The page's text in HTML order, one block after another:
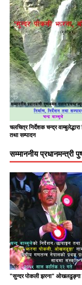
चलचित्र निर्देशक चन्द्र
तथा सम्पादन
सम्माननीय प्रधानमन्त्री
"सुन्दर पोकली झरना" ओखलढुङ्गा